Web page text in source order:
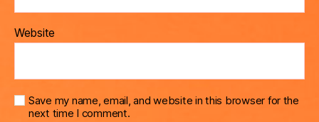
Website
Save my name, email, and website in this browser for the
next time I comment.